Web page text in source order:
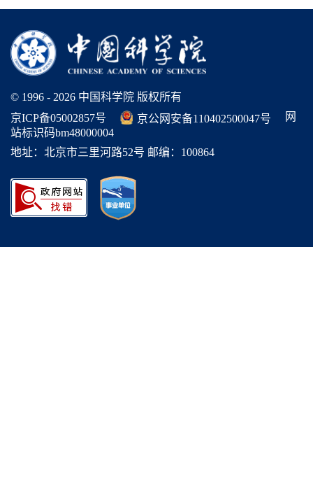
© 1996 - 2026 中国科学院 版权所有
京ICP备05002857号
京公网安备110402500047号
网
站标识码bm48000004
地址：北京市三里河路52号 邮编：100864